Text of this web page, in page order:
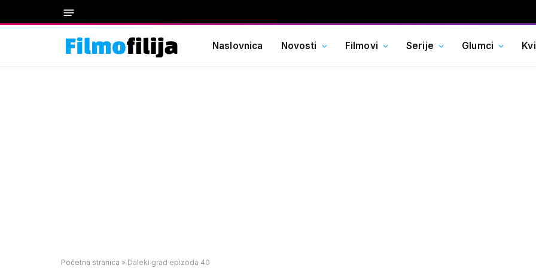
Naslovnica Novosti Filmovi Serije Glumci
Početna stranica » Daleki grad epizoda 40